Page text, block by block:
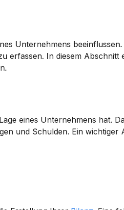
Unternehmens
erfassen. In diesem
eines Unternehmens hat.
und Schulden. Ein wichtiger